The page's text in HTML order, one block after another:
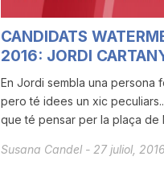
a
d
CANDIDATS
2016: JORDI
En Jordi sembla una persona
pero té idees un xic
que té pensar per la plaça de
Susana Candel - 27 juliol,